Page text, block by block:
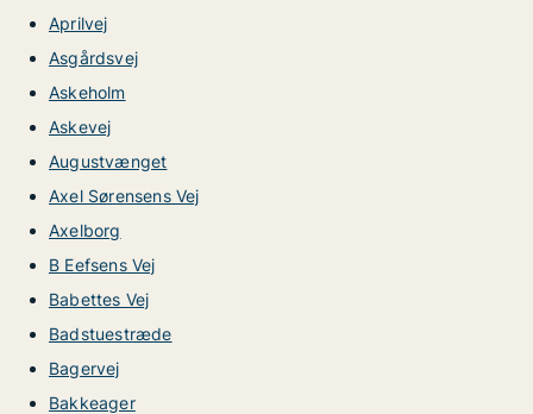
Aprilvej
Asgårdsvej
Askeholm
Askevej
Augustvænget
Axel Sørensens Vej
Axelborg
B Eefsens Vej
Babettes Vej
Badstuestræde
Bagervej
Bakkeager